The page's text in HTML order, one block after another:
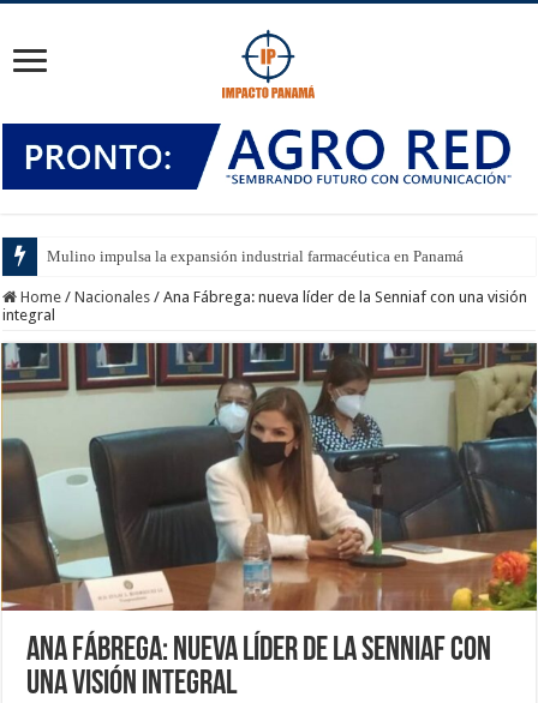
Mulino impulsa la expansión industrial farmacéutica en Panamá
Home / Nacionales / Ana Fábrega: nueva líder de la Senniaf con una visión
integral
Ana Fábrega: nueva líder de la Senniaf con
una visión integral